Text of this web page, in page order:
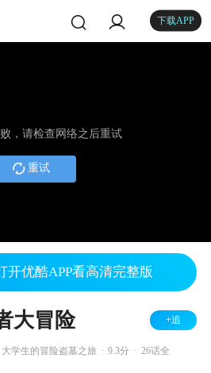
下载APP
，请检查网络之后重试
重试
开优酷APP看高清完整版
大冒险 +追
大学生的冒险盗墓之旅 9.3分 26话全